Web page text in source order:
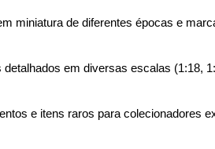
miniatura de diferentes épocas e
detalhados em diversas escalas (1:18,
e itens raros para colecionadores